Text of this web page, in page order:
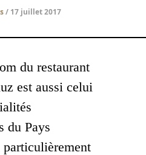
/ 17 juillet 2017
du restaurant
est aussi celui
du Pays